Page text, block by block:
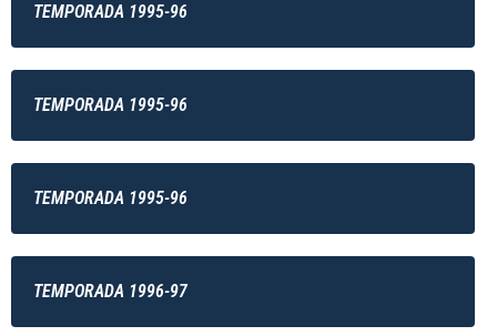
TEMPORADA 1995-96
TEMPORADA 1995-96
TEMPORADA 1995-96
TEMPORADA 1996-97